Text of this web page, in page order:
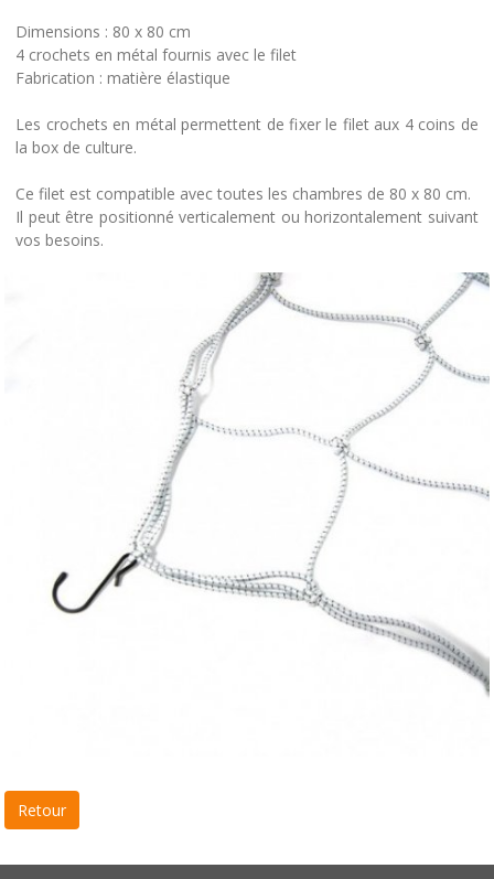
Dimensions : 80 x 80 cm
4 crochets en métal fournis avec le filet
Fabrication : matière élastique
Les crochets en métal permettent de fixer le filet aux 4 coins de
la box de culture.
Ce filet est compatible avec toutes les chambres de 80 x 80 cm.
Il peut être positionné verticalement ou horizontalement suivant
vos besoins.
Retour